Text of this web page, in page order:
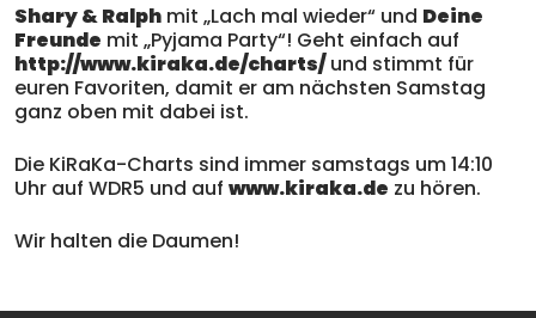
Shary & Ralph mit „Lach mal wieder“ und Deine
Freunde mit „Pyjama Party“! Geht einfach auf
http://www.kiraka.de/charts/und stimmt für
euren Favoriten, damit er am nächsten Samstag
ganz oben mit dabei ist.
Die KiRaKa-Charts sind immer samstags um 14:10
Uhr auf WDR5 und auf www.kiraka.de zu hören.
Wir halten die Daumen!